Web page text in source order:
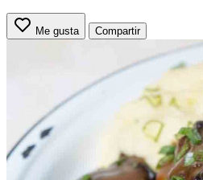
Me gusta Compartir